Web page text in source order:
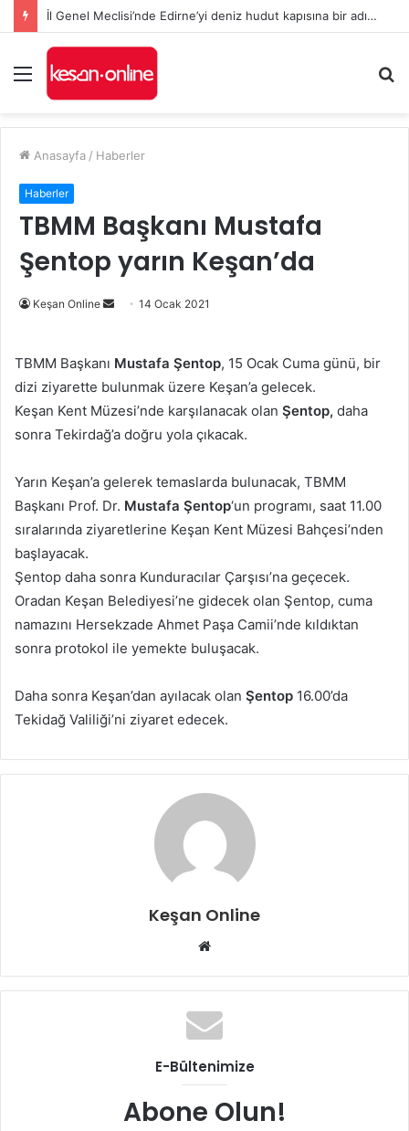
İl Genel Meclisi’nde Edirne’yi deniz hudut kapısına bir adım daha yaklaştıran Enez Limanı kararı
Menü
...
Anasayfa / Haberler
Haberler
TBMM Başkanı Mustafa
Şentop yarın Keşan’da
Keşan Online
Bir
göndermek
14 Ocak 2021
TBMM Başkanı Mustafa Şentop, 15 Ocak Cuma günü, bir
dizi ziyarette bulunmak üzere Keşan’a gelecek.
Keşan Kent Müzesi’nde karşılanacak olan Şentop, daha
sonra Tekirdağ’a doğru yola çıkacak.
Yarın Keşan’a gelerek temaslarda bulunacak, TBMM
Başkanı Prof. Dr. Mustafa Şentop‘un programı, saat 11.00
sıralarında ziyaretlerine Keşan Kent Müzesi Bahçesi’nden
başlayacak.
Şentop daha sonra Kunduracılar Çarşısı’na geçecek.
Oradan Keşan Belediyesi’ne gidecek olan Şentop, cuma
namazını Hersekzade Ahmet Paşa Camii’nde kıldıktan
sonra protokol ile yemekte buluşacak.
Daha sonra Keşan’dan ayılacak olan Şentop 16.00’da
Tekidağ Valiliği’ni ziyaret edecek.
Keşan Online
Web
E-Bültenimize
Abone Olun!